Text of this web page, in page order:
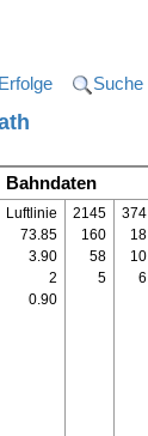
Erfolge Suche
Bahndaten
Luftlinie
73.85
3.90
2
0.90
2145
160
58
5
374
18
10
6